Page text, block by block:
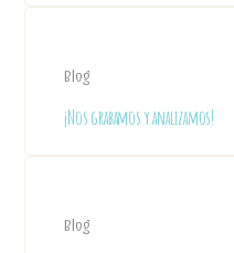
Blog
¡Nos grabamos y analizamos!
Blog